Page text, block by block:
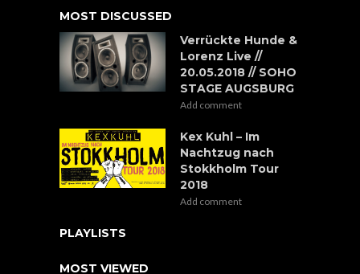
MOST DISCUSSED
Verrückte Hunde &
Lorenz Live //
20.05.2018 // SOHO
STAGE AUGSBURG
Add comment
Kex Kuhl – Im
Nachtzug nach
Stokkholm Tour
2018
Add comment
PLAYLISTS
MOST VIEWED